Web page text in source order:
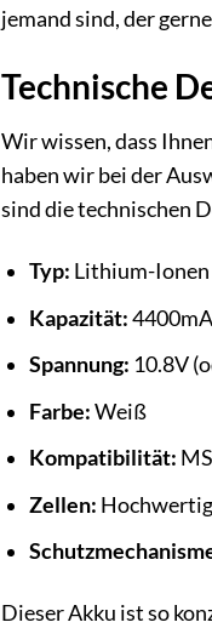
jemand sind, der
Technische
Wir wissen, dass
haben wir bei der
sind die technischen
Typ: Lithium-Ionen
Kapazität:
Spannung: 10.8V
Farbe:Weiß
Kompatibilität:
Zellen:
Dieser Akku ist so